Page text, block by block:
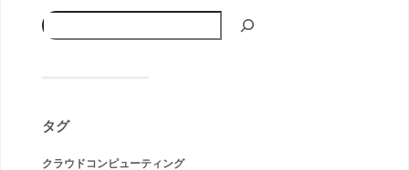
タグ
クラウドコンピューティング